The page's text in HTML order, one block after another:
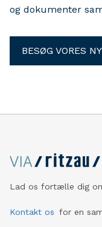
og dokumenter
BESØG VORES
Lad os fortælle dig
Kontakt os for en